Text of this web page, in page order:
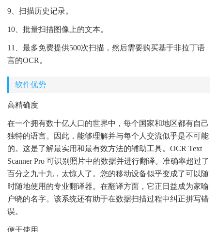
9、扫描历史记录。
10、批量扫描图像上的文本。
11、最多免费提供500次扫描，然后需要购买基于非拉丁语
言的OCR。
软件优势
高精确度
在一个拥有数十亿人口的世界中，每个国家和地区都有自己
独特的语言。因此，能够理解并与每个人交流似乎是不可能
的。这是了解最实用和最有效方法的辅助工具。OCR Text
Scanner Pro 可识别照片中的数据并进行翻译。准确率超过了
百分之九十九，太惊人了。您的移动设备似乎变成了可以随
时随地使用的专业翻译器。在翻译方面，它正日益成为家喻
户晓的名字。该系统还有助于在数据扫描过程中纠正拼写错
误。
便于使用